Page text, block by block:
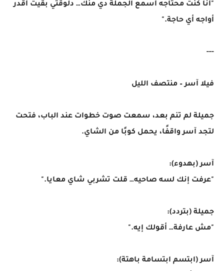
"أنا كنت محتاجه أسمع الجملة دي منك… دلوقتي بقيت أقدر
أواجه أي حاجة."
---
فيلا آسر – منتصف الليل
جميلة لم تنم بعد، سمعت صوت خطوات عند الباب، فتحت
لتجد آسر واقفًا، يحمل كوبًا من الشاي.
آسر (بهدوء):
"عرفت إنك لسه صاحيه… قلت تشربي شاي معايا."
جميلة (بتردد):
"مش عارفة… أقولك إيه."
آسر (ابتسم ابتسامة باهتة):